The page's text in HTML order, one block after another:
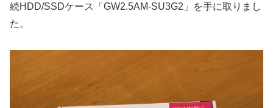
続HDD/SSDケース「GW2.5AM-SU3G2」を手に取りまし
た。